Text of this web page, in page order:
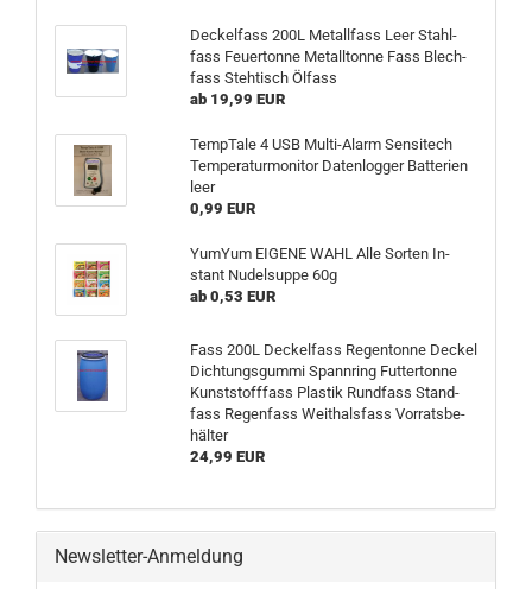
De­ckel­fass 200L Me­tall­fass Leer Stahl­
fass Feu­er­ton­ne Me­tall­ton­ne Fass Blech­
fass Steh­tisch Öl­fass
ab 19,99 EUR
Temp­Ta­le 4 USB Multi-​Alarm Sen­sitech
Tem­pe­ra­tur­mo­ni­tor Da­ten­log­ger Bat­te­rien
leer
0,99 EUR
Yu­mYum EI­GE­NE WAHL Alle Sor­ten In­
stant Nu­del­sup­pe 60g
ab 0,53 EUR
Fass 200L De­ckel­fass Re­gen­ton­ne De­ckel
Dich­tungs­gum­mi Spann­ring Fut­ter­ton­ne
Kunst­stoff­fass Plas­tik Rund­fass Stand­
fass Re­gen­fass Weit­hals­fass Vor­rats­be­
häl­ter
24,99 EUR
Newsletter-Anmeldung